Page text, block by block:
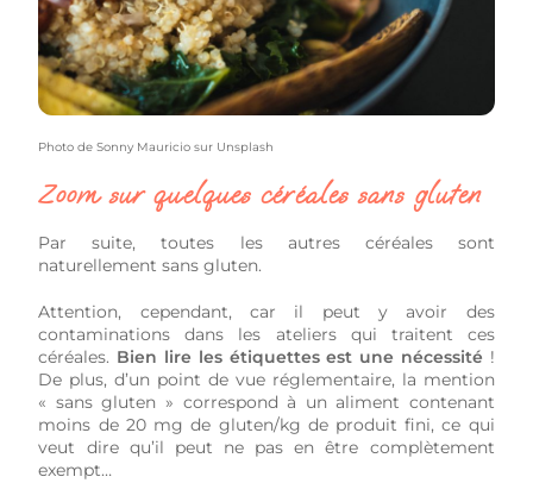
Photo deSonny Mauricio sur Unsplash
Zoom sur quelques céréales sans gluten
Par suite, toutes les autres céréales sont
naturellement sans gluten.
Attention, cependant, car il peut y avoir des
contaminations dans les ateliers qui traitent ces
céréales. Bien lire les étiquettes est une nécessité !
De plus, d’un point de vue réglementaire, la mention
« sans gluten » correspond à un aliment contenant
moins de 20 mg de gluten/kg de produit fini, ce qui
veut dire qu’il peut ne pas en être complètement
exempt…